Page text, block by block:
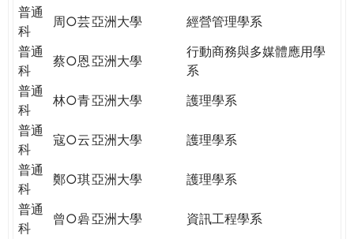
普通
科
周○芸亞洲大學
經營管理學系
普通
科
蔡○恩 亞洲大學
行動商務與多媒體應用學
系
普通
科
林○青亞洲大學
護理學系
普通
科
寇○云亞洲大學
護理學系
普通
科
鄭○琪亞洲大學
護理學系
普通
科
曾○碞亞洲大學
資訊工程學系